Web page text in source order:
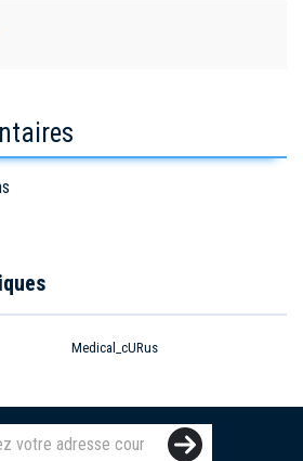
Medical_cURus